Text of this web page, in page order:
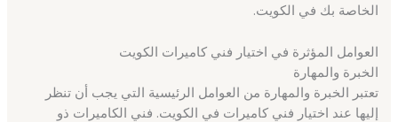
الخاصة بك في الكويت.
العوامل المؤثرة في اختيار فني كاميرات الكويت
الخبرة والمهارة
تعتبر الخبرة والمهارة من العوامل الرئيسية التي يجب أن تنظر
إليها عند اختيار فني كاميرات في الكويت. فني الكاميرات ذو